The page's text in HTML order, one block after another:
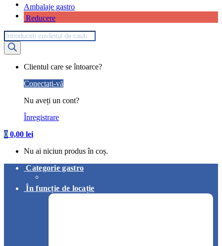
Ambalaje gastro
Reducere
Products
search
Clientul care se întoarce?
Conectați-vă
Nu aveți un cont?
Înregistrare
0 0,00 lei
Nu ai niciun produs în coș.
Categorie gastro
În funcție de locație